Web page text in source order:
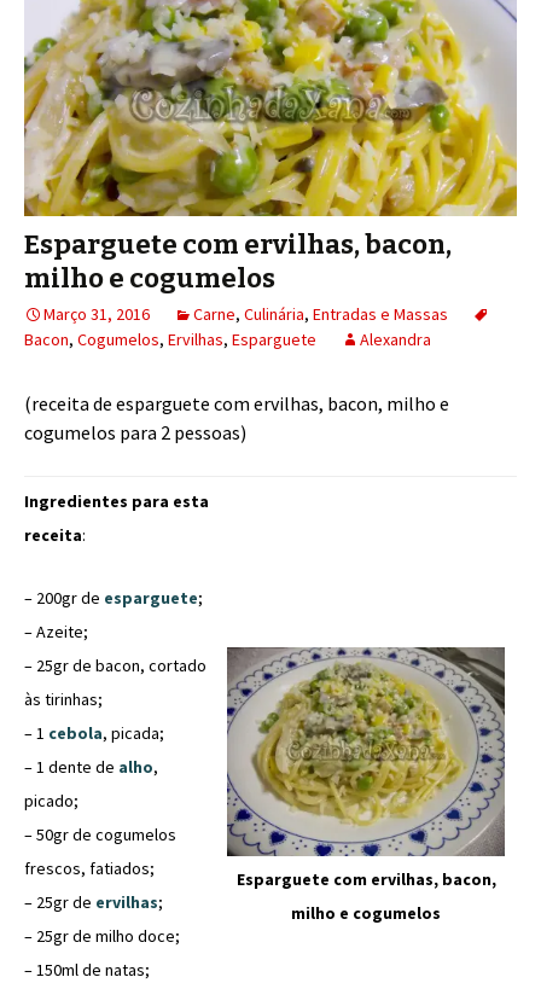
Esparguete com ervilhas, bacon,
milho e cogumelos
Março 31, 2016 Carne, Culinária, Entradas e Massas
Bacon, Cogumelos, Ervilhas, Esparguete Alexandra
(receita de esparguete com ervilhas, bacon, milho e
cogumelos para 2 pessoas)
Ingredientes para esta
receita:
– 200gr de esparguete;
– Azeite;
– 25gr de bacon, cortado
às tirinhas;
– 1 cebola, picada;
– 1 dente de alho,
picado;
– 50gr de cogumelos
frescos, fatiados;
– 25gr de ervilhas;
– 25gr de milho doce;
– 150ml de natas;
Esparguete com ervilhas, bacon,
milho e cogumelos